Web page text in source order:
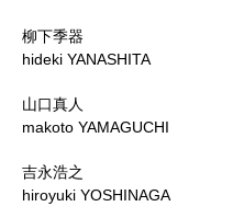
柳下季器
hideki YANASHITA
山口真人
makoto YAMAGUCHI
吉永浩之
hiroyuki YOSHINAGA